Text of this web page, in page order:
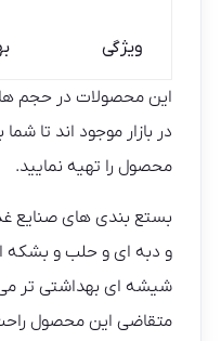
ویژگی
این محصولات در حجم
در بازار موجود اند تا شما
محصول را تهیه نمایید.
بستع بندی های صنایع
و دبه ای و حلب و بشکه
شیشه ای بهداشتی تر می
متقاضی این محصول